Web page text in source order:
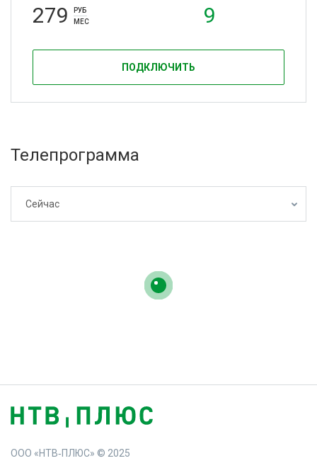
279
РУБ
МЕС
9
ПОДКЛЮЧИТЬ
Телепрограмма
Сейчас
ООО «НТВ‑ПЛЮС» © 2025